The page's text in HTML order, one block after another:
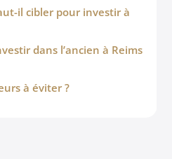
il cibler pour investir à
dans l’ancien à Reims
à éviter ?